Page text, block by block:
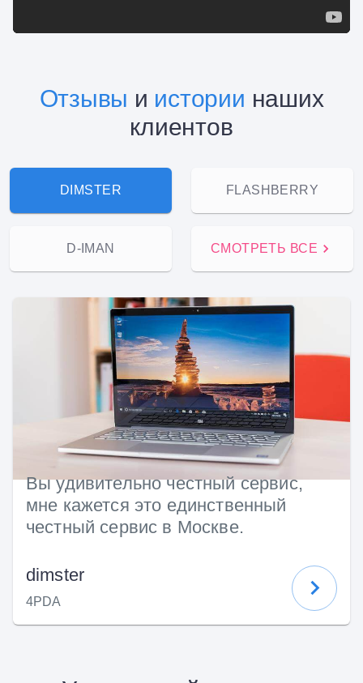
Отзывы и истории наших
клиентов
Вы удивительно честный сервис,
мне кажется это единственный
честный сервис в Москве.
dimster
4PDA
DIMSTER FLASHBERRY
D-IMAN СМОТРЕТЬ ВСЕ